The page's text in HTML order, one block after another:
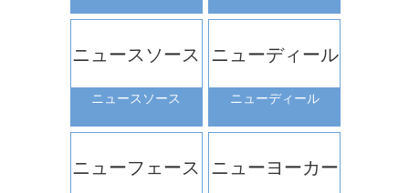
ニュースソース
ニュースソース
ニューディール
ニューディール
ニューフェース ニューヨーカー